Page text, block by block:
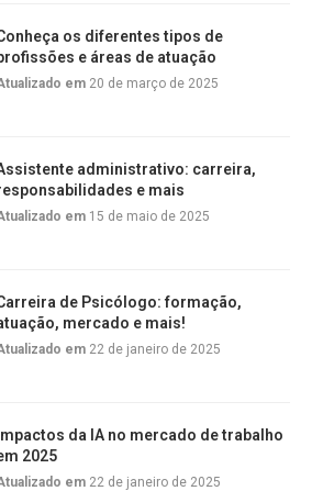
os diferentes tipos de
e áreas de atuação
em 20 de março de 2025
administrativo: carreira,
e mais
em 15 de maio de 2025
de Psicólogo: formação,
mercado e mais!
em 22 de janeiro de 2025
Impactos da IA no mercado de trabalho
2025
em 22 de janeiro de 2025